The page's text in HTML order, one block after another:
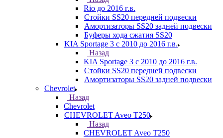
Rio до 2016 г.в.
Стойки SS20 передней подвески
Амортизаторы SS20 задней подвески
Буферы хода сжатия SS20
KIA Sportage 3 с 2010 до 2016 г.в.
Назад
KIA Sportage 3 с 2010 до 2016 г.в.
Стойки SS20 передней подвески
Амортизаторы SS20 задней подвески
Chevrolet
Назад
Chevrolet
CHEVROLET Aveo T250
Назад
CHEVROLET Aveo T250